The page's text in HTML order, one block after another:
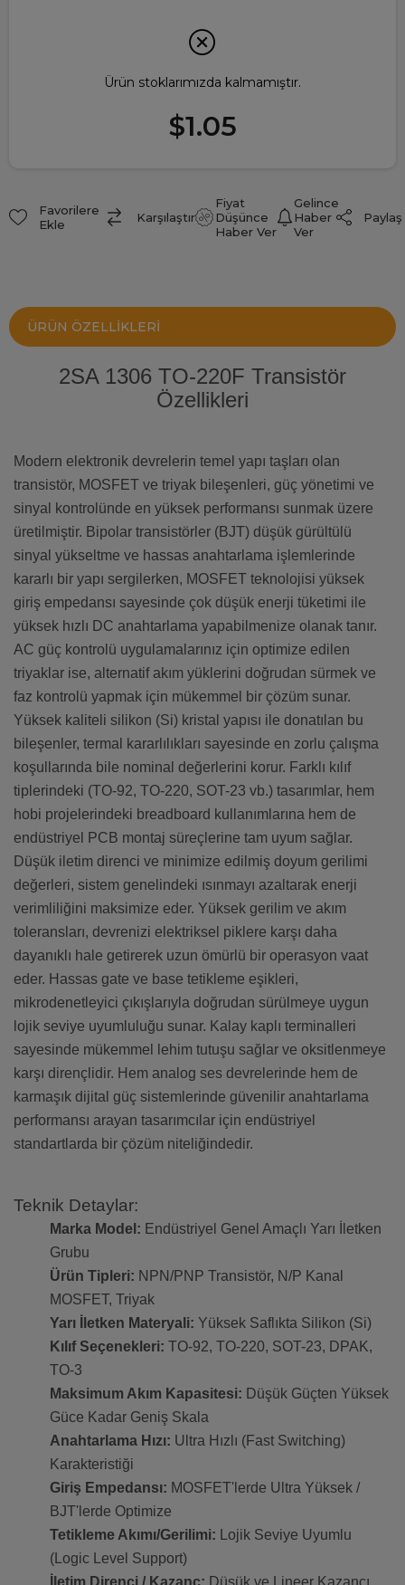
Ürün stoklarımızda kalmamıştır.
$1.05
Favorilere
Ekle
Karşılaştır
Fiyat
Düşünce
Haber Ver
Gelince
Haber
Ver
Paylaş
ÜRÜN ÖZELLIKLERI
2SA 1306 TO-220F Transistör
Özellikleri
Modern elektronik devrelerin temel yapı taşları olan
transistör, MOSFET ve triyak bileşenleri, güç yönetimi ve
sinyal kontrolünde en yüksek performansı sunmak üzere
üretilmiştir. Bipolar transistörler (BJT) düşük gürültülü
sinyal yükseltme ve hassas anahtarlama işlemlerinde
kararlı bir yapı sergilerken, MOSFET teknolojisi yüksek
giriş empedansı sayesinde çok düşük enerji tüketimi ile
yüksek hızlı DC anahtarlama yapabilmenize olanak tanır.
AC güç kontrolü uygulamalarınız için optimize edilen
triyaklar ise, alternatif akım yüklerini doğrudan sürmek ve
faz kontrolü yapmak için mükemmel bir çözüm sunar.
Yüksek kaliteli silikon (Si) kristal yapısı ile donatılan bu
bileşenler, termal kararlılıkları sayesinde en zorlu çalışma
koşullarında bile nominal değerlerini korur. Farklı kılıf
tiplerindeki (TO-92, TO-220, SOT-23 vb.) tasarımlar, hem
hobi projelerindeki breadboard kullanımlarına hem de
endüstriyel PCB montaj süreçlerine tam uyum sağlar.
Düşük iletim direnci ve minimize edilmiş doyum gerilimi
değerleri, sistem genelindeki ısınmayı azaltarak enerji
verimliliğini maksimize eder. Yüksek gerilim ve akım
toleransları, devrenizi elektriksel piklere karşı daha
dayanıklı hale getirerek uzun ömürlü bir operasyon vaat
eder. Hassas gate ve base tetikleme eşikleri,
mikrodenetleyici çıkışlarıyla doğrudan sürülmeye uygun
lojik seviye uyumluluğu sunar. Kalay kaplı terminalleri
sayesinde mükemmel lehim tutuşu sağlar ve oksitlenmeye
karşı dirençlidir. Hem analog ses devrelerinde hem de
karmaşık dijital güç sistemlerinde güvenilir anahtarlama
performansı arayan tasarımcılar için endüstriyel
standartlarda bir çözüm niteliğindedir.
Teknik Detaylar:
Marka Model: Endüstriyel Genel Amaçlı Yarı İletken
Grubu
Ürün Tipleri: NPN/PNP Transistör, N/P Kanal
MOSFET, Triyak
Yarı İletken Materyali: Yüksek Saflıkta Silikon (Si)
Kılıf Seçenekleri: TO-92, TO-220, SOT-23, DPAK,
TO-3
Maksimum Akım Kapasitesi: Düşük Güçten Yüksek
Güce Kadar Geniş Skala
Anahtarlama Hızı: Ultra Hızlı (Fast Switching)
Karakteristiği
Giriş Empedansı: MOSFET'lerde Ultra Yüksek /
BJT'lerde Optimize
Tetikleme Akımı/Gerilimi: Lojik Seviye Uyumlu
(Logic Level Support)
İletim Direnci / Kazanç: Düşük ve Lineer Kazancı